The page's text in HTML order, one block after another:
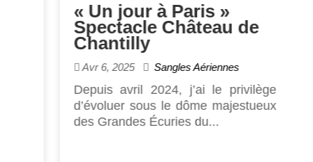
« Un jour à Paris »
Spectacle Château de
Chantilly
Avr 6, 2025 Sangles Aériennes
Depuis avril 2024, j’ai le privilège
d’évoluer sous le dôme majestueux
des Grandes Écuries du...